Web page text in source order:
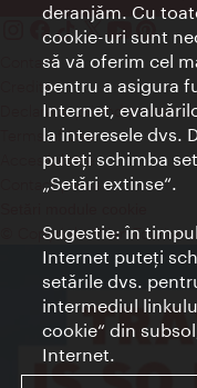
Contact
Credits
Declaraţie privind
Terms of Use
Accesibilitate
Contact presa
© Copyright Wien
deranjăm. Cu
cookie-uri sunt
să vă oferim cel
pentru a asigura
Internet,
la interesele dvs.
puteţi schimba
„Setări extinse“.
Sugestie: în
Internet puteţi
setările dvs.
intermediul
cookie“ din
Internet.